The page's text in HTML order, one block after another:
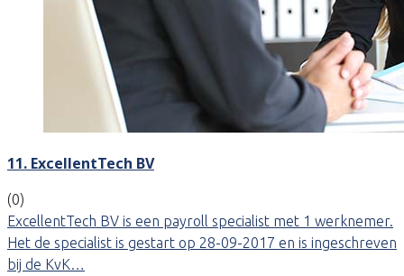
11. ExcellentTech BV
(0)
ExcellentTech BV is een payroll specialist met 1 werknemer.
Het de specialist is gestart op 28-09-2017 en is ingeschreven
bij de KvK…